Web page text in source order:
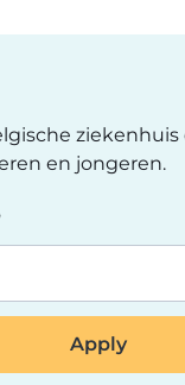
ziekenhuis
en jongeren.